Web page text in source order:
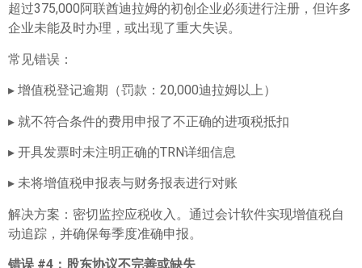
超过375,000阿联酋迪拉姆的初创企业必须进行注册，但许多
企业未能及时办理，或出现了重大失误。
常见错误：
▸ 增值税登记逾期（罚款：20,000迪拉姆以上）
▸ 就不符合条件的费用申报了不正确的进项税抵扣
▸ 开具发票时未注明正确的TRN详细信息
▸ 未将增值税申报表与财务报表进行对账
解决方案：密切监控应税收入。通过会计软件实现增值税自
动追踪，并确保每季度准确申报。
错误 #4 ：股东协议不完善或缺失